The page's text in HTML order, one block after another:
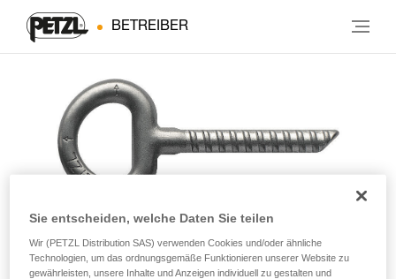
BETREIBER
COLLINOX
Sie entscheiden, welche Daten Sie teilen
Wir (PETZL Distribution SAS) verwenden Cookies und/oder ähnliche
Technologien, um das ordnungsgemäße Funktionieren unserer Website zu
gewährleisten, unsere Inhalte und Anzeigen individuell zu gestalten und